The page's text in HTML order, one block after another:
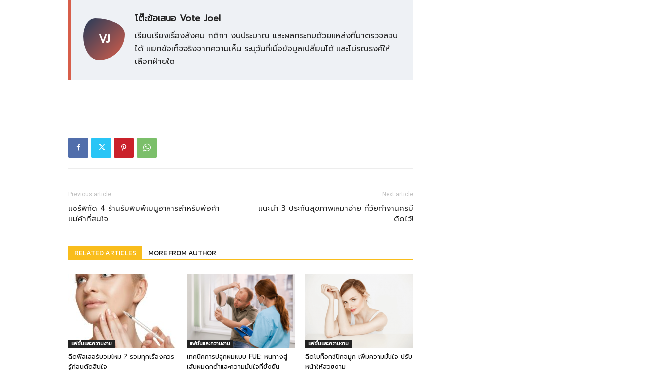
VJ
โต๊ะข้อเสนอ Vote Joel
เรียบเรียงเรื่องสังคม กติกา งบประมาณ และผลกระทบด้วยแหล่งที่มาตรวจสอบ
ได้ แยกข้อเท็จจริงจากความเห็น ระบุวันที่เมื่อข้อมูลเปลี่ยนได้ และไม่รณรงค์ให้
เลือกฝ่ายใด
Previous article
แชร์พิกัด 4 ร้านรับพิมพ์เมนูอาหารสำหรับพ่อค้า
แม่ค้าที่สนใจ
Next article
แนะนำ 3 ประกันสุขภาพเหมาจ่าย ที่วัยทำงานครมี
ติดไว้!
RELATED ARTICLES MORE FROM AUTHOR
แฟชั่นและความงาม
ฉีดฟิลเลอร์บวมไหม ? รวมทุกเรื่องควร
รู้ก่อนตัดสินใจ
แฟชั่นและความงาม
เทคนิคการปลูกผมแบบ FUE: หนทางสู่
เส้นผมดกดำและความมั่นใจที่ยั่งยืน
แฟชั่นและความงาม
ฉีดโบท็อกซ์ปีกจมูก เพิ่มความมั่นใจ ปรับ
หน้าให้สวยงาม